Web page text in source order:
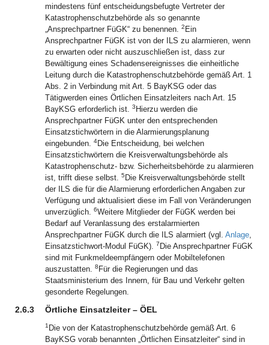
mindestens fünf entscheidungsbefugte Vertreter der
Katastrophenschutzbehörde als so genannte
„Ansprechpartner FüGK“ zu benennen. 2 Ein
Ansprechpartner FüGK ist von der ILS zu alarmieren, wenn
zu erwarten oder nicht auszuschließen ist, dass zur
Bewältigung eines Schadensereignisses die einheitliche
Leitung durch die Katastrophenschutzbehörde gemäß Art. 1
Abs. 2 in Verbindung mit Art. 5 BayKSG oder das
Tätigwerden eines Örtlichen Einsatzleiters nach Art. 15
BayKSG erforderlich ist. 3 Hierzu werden die
Ansprechpartner FüGK unter den entsprechenden
Einsatzstichwörtern in die Alarmierungsplanung
eingebunden. 4Die Entscheidung, bei welchen
Einsatzstichwörtern die Kreisverwaltungsbehörde als
Katastrophenschutz- bzw. Sicherheitsbehörde zu alarmieren
ist, trifft diese selbst. 5 Die Kreisverwaltungsbehörde stellt
der ILS die für die Alarmierung erforderlichen Angaben zur
Verfügung und aktualisiert diese im Fall von Veränderungen
unverzüglich. 6Weitere Mitglieder der FüGK werden bei
Bedarf auf Veranlassung des erstalarmierten
Ansprechpartner FüGK durch die ILS alarmiert (vgl. Anlage,
Einsatzstichwort-Modul FüGK). 7 Die Ansprechpartner FüGK
sind mit Funkmeldeempfängern oder Mobiltelefonen
auszustatten. 8 Für die Regierungen und das
Staatsministerium des Innern, für Bau und Verkehr gelten
gesonderte Regelungen.
2.6.3 Örtliche Einsatzleiter – ÖEL
1 Die von der Katastrophenschutzbehörde gemäß Art. 6
BayKSG vorab benannten „Örtlichen Einsatzleiter“ sind in